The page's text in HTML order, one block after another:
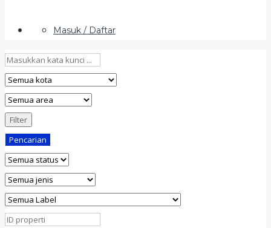
Masuk / Daftar
Filter
Pencarian